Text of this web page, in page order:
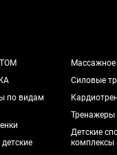
по видам
Силовые
Тренажеры
Детские